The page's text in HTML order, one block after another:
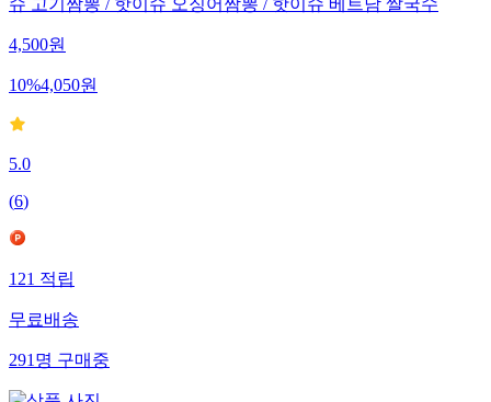
슈 고기짬뽕 / 핫이슈 오징어짬뽕 / 핫이슈 베트남 쌀국수
4,500원
10%4,050원
5.0
(6)
121적립
무료배송
291명구매중